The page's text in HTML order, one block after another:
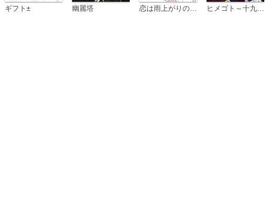
ギフト± 幽麗塔 ヒメゴト～十九歳の制服～